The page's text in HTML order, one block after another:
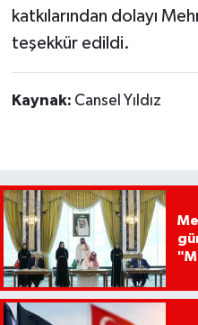
katkılarından dolayı
teşekkür edildi.
Kaynak: Cansel Yıldız